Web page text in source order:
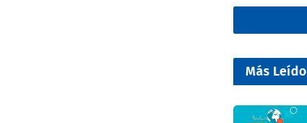
Más Leído